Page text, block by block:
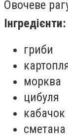
Овочеве
Інгредієнти:
гриби
морква
цибуля
кабачок